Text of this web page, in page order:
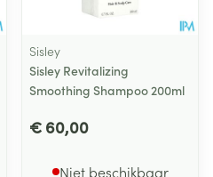
Sisley
Sisley Revitalizing
Smoothing Shampoo 200ml
€ 60,00
Niet beschikbaar